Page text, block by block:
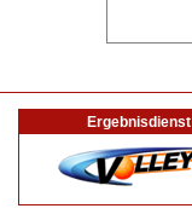
Ergebnisdienst